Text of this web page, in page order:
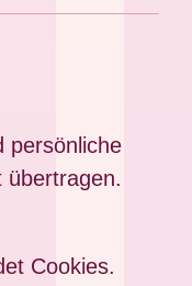
persönliche
übertragen.
Cookies.